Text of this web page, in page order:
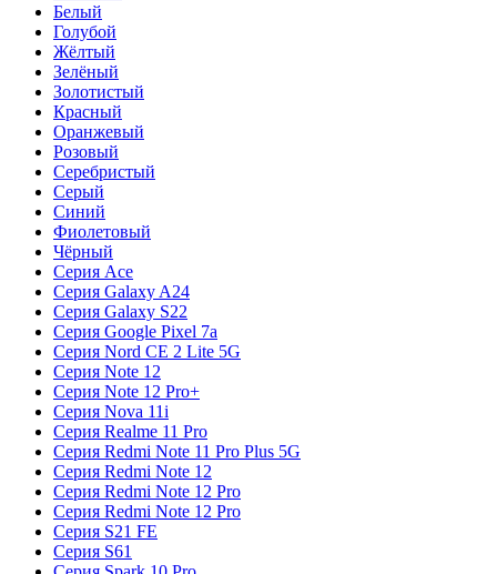
Белый
Голубой
Жёлтый
Зелёный
Золотистый
Красный
Оранжевый
Розовый
Серебристый
Серый
Синий
Фиолетовый
Чёрный
Серия Ace
Серия Galaxy A24
Серия Galaxy S22
Серия Google Pixel 7a
Серия Nord CE 2 Lite 5G
Серия Note 12
Серия Note 12 Pro+
Серия Nova 11i
Серия Realme 11 Pro
Серия Redmi Note 11 Pro Plus 5G
Серия Redmi Note 12
Серия Redmi Note 12 Pro
Серия Redmi Note 12 Pro
Серия S21 FE
Серия S61